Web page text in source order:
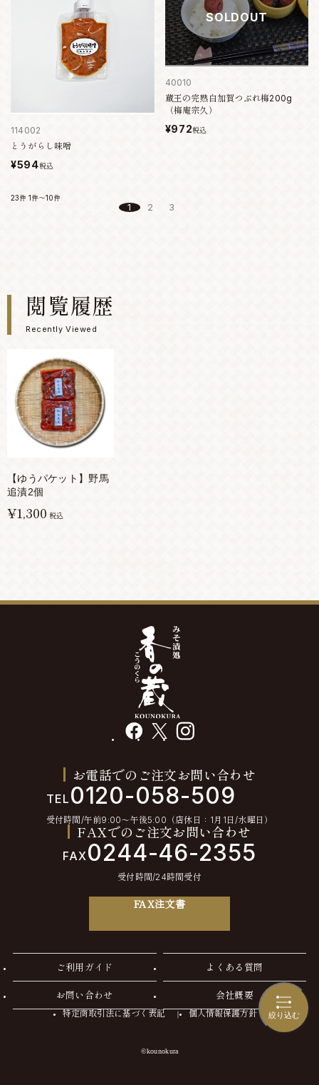
絞り込む
114002
とうがらし味噌
¥594税込
SOLDOUT
40010
蔵王の完熟白加賀つぶれ梅200g
（梅庵宗久）
¥972税込
23件 1件～10件
1 2 3
閲覧履歴
Recently Viewed
【ゆうパケット】野馬
追漬2個
¥1,300 税込
facebook instagram
お電話でのご注文お問い合わせ
TEL 0120-058-509
受付時間/午前9:00〜午後5:00（店休日：1月1日/水曜日）
FAXでのご注文お問い合わせ
FAX 0244-46-2355
受付時間/24時間受付
FAX注文書
ご利用ガイド よくある質問
お問い合わせ 会社概要
特定商取引法に基づく表記 個人情報保護方針
©kounokura